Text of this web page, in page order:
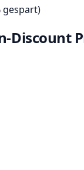
gespart)
Discount